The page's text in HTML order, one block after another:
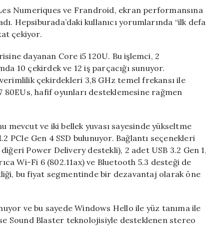
Numeriques ve Frandroid, ekran performansına
Hepsiburada’daki kullanıcı yorumlarında “ilk defa
çekiyor.
dayanan Core i5 120U. Bu işlemci, 2
10 çekirdek ve 12 iş parçacığı sunuyor.
çekirdekleri 3,8 GHz temel frekansı ile
hafif oyunları desteklemesine rağmen
mevcut ve iki bellek yuvası sayesinde yükseltme
PCIe Gen 4 SSD bulunuyor. Bağlantı seçenekleri
Power Delivery destekli), 2 adet USB 3.2 Gen
Wi-Fi 6 (802.11ax) ve Bluetooth 5.3 desteği de
bu fiyat segmentinde bir dezavantaj olarak öne
ve bu sayede Windows Hello ile yüz tanıma ile
Sound Blaster teknolojisiyle desteklenen stereo